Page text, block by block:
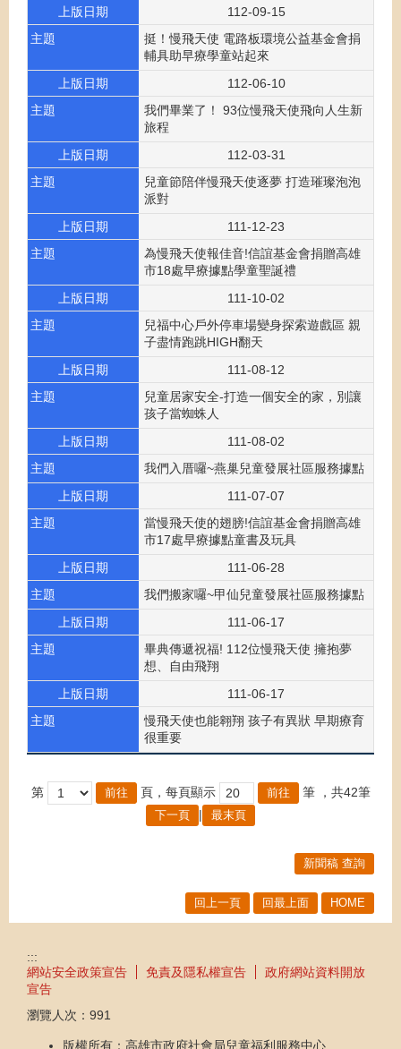
上版日期
112-09-15
主題
挺！慢飛天使 電路板環境公益基金會捐
輔具助早療學童站起來
上版日期
112-06-10
主題
我們畢業了！ 93位慢飛天使飛向人生新
旅程
上版日期
112-03-31
主題
兒童節陪伴慢飛天使逐夢 打造璀璨泡泡
派對
上版日期
111-12-23
主題
為慢飛天使報佳音!信誼基金會捐贈高雄
市18處早療據點學童聖誕禮
上版日期
111-10-02
主題
兒福中心戶外停車場變身探索遊戲區 親
子盡情跑跳HIGH翻天
上版日期
111-08-12
主題
兒童居家安全-打造一個安全的家，別讓
孩子當蜘蛛人
上版日期
111-08-02
主題
我們入厝囉~燕巢兒童發展社區服務據點
上版日期
111-07-07
主題
當慢飛天使的翅膀!信誼基金會捐贈高雄
市17處早療據點童書及玩具
上版日期
111-06-28
主題
我們搬家囉~甲仙兒童發展社區服務據點
上版日期
111-06-17
主題
畢典傳遞祝福! 112位慢飛天使 擁抱夢
想、自由飛翔
上版日期
111-06-17
主題
慢飛天使也能翱翔 孩子有異狀 早期療育
很重要
第 頁，每頁顯示 筆 ，共42筆
下一頁 | 最末頁
新聞稿 查詢
回上一頁 回最上面 HOME
:::
網站安全政策宣告
免責及隱私權宣告
政府網站資料開放
宣告
瀏覽人次： 991
版權所有：高雄市政府社會局兒童福利服務中心